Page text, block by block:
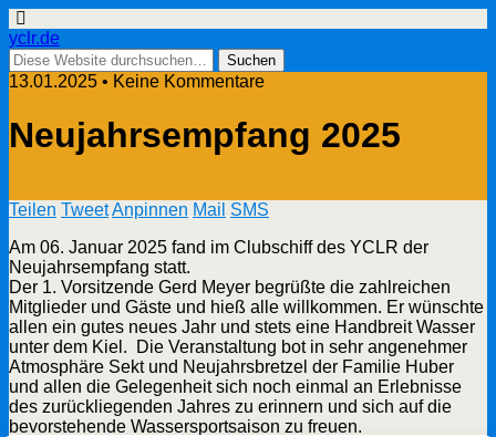
yclr.de
13.01.2025 • Keine Kommentare
Neujahrsempfang 2025
Teilen TweetAnpinnen Mail SMS
Am 06. Januar 2025 fand im Clubschiff des YCLR der
Neujahrsempfang statt.
Der 1. Vorsitzende Gerd Meyer begrüßte die zahlreichen
Mitglieder und Gäste und hieß alle willkommen. Er wünschte
allen ein gutes neues Jahr und stets eine Handbreit Wasser
unter dem Kiel. Die Veranstaltung bot in sehr angenehmer
Atmosphäre Sekt und Neujahrsbretzel der Familie Huber
und allen die Gelegenheit sich noch einmal an Erlebnisse
des zurückliegenden Jahres zu erinnern und sich auf die
bevorstehende Wassersportsaison zu freuen.